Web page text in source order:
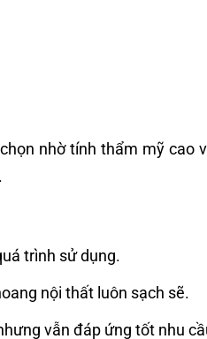
nhờ tính thẩm mỹ cao
trình sử dụng.
nội thất luôn sạch sẽ.
vẫn đáp ứng tốt nhu